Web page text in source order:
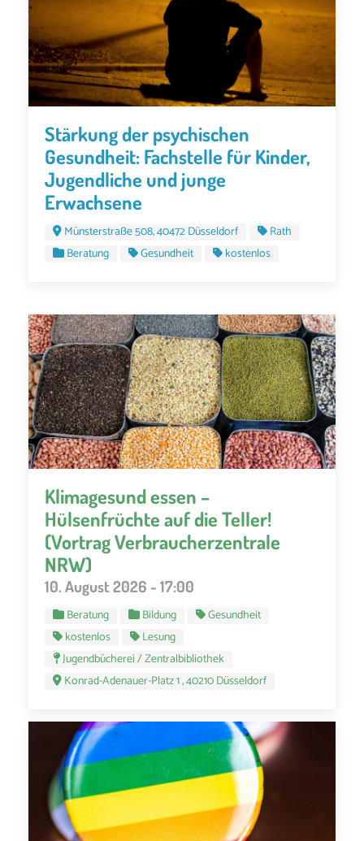
Stärkung der psychischen
Gesundheit: Fachstelle für Kinder,
Jugendliche und junge
Erwachsene
Münsterstraße 508, 40472 Düsseldorf
Rath
Beratung
Gesundheit kostenlos
Klimagesund essen –
Hülsenfrüchte auf die Teller!
(Vortrag Verbraucherzentrale
NRW)
10. August 2026 - 17:00
Beratung Bildung
Gesundheit
kostenlos
Lesung
Jugendbücherei / Zentralbibliothek
Konrad-Adenauer-Platz 1 , 40210 Düsseldorf